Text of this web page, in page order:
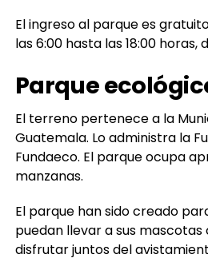
El ingreso al parque es
las 6:00 hasta las 18:00 horas,
Parque
El terreno pertenece a la
Guatemala. Lo administra la
Fundaeco. El parque ocupa
manzanas.
El parque han sido creado
puedan llevar a sus mascotas
disfrutar juntos del